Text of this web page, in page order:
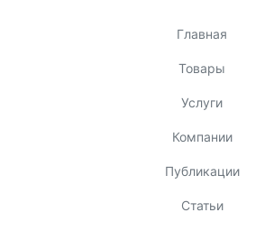
Главная
Товары
Услуги
Компании
Публикации
Статьи